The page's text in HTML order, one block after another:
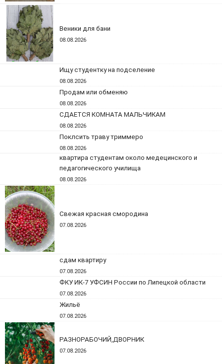
Веники для бани
08.08.2026
Ищу студентку на подселение
08.08.2026
Продам или обменяю
08.08.2026
СДАЕТСЯ КОМНАТА МАЛЬЧИКАМ
08.08.2026
Поклсить траву триммеро
08.08.2026
квартира студентам около медецинского и
педагогического училища
08.08.2026
Свежая красная смородина
07.08.2026
сдам квартиру
07.08.2026
ФКУ ИК-7 УФСИН России по Липецкой области
07.08.2026
Жильё
07.08.2026
РАЗНОРАБОЧИЙ,ДВОРНИК
07.08.2026